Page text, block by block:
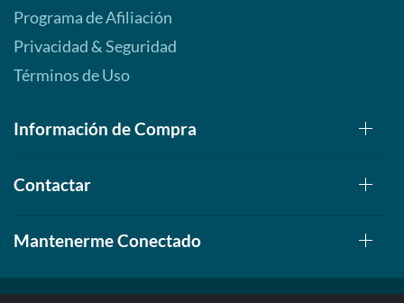
Programa de Afiliación
Privacidad & Seguridad
Términos de Uso
Información de Compra
Contactar
Mantenerme Conectado